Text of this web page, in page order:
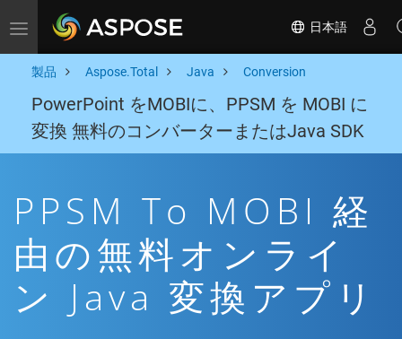
Toggle navigation 日本語
製品 Aspose.Total Java Conversion
PowerPoint をMOBIに、PPSM を MOBI に
変換 無料のコンバーターまたはJava SDK
PPSM To MOBI 経
由の無料オンライ
ン Java 変換アプリ